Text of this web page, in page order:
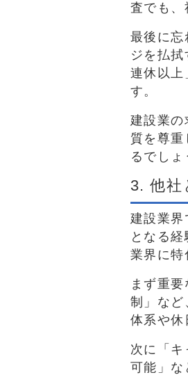
査でも、
最後に
ジを払
連休以上
す。
建設業
質を尊
るでしょ
3. 他社
建設業界
となる
業界に特
まず重
制」な
体系や休
次に「
可能」な